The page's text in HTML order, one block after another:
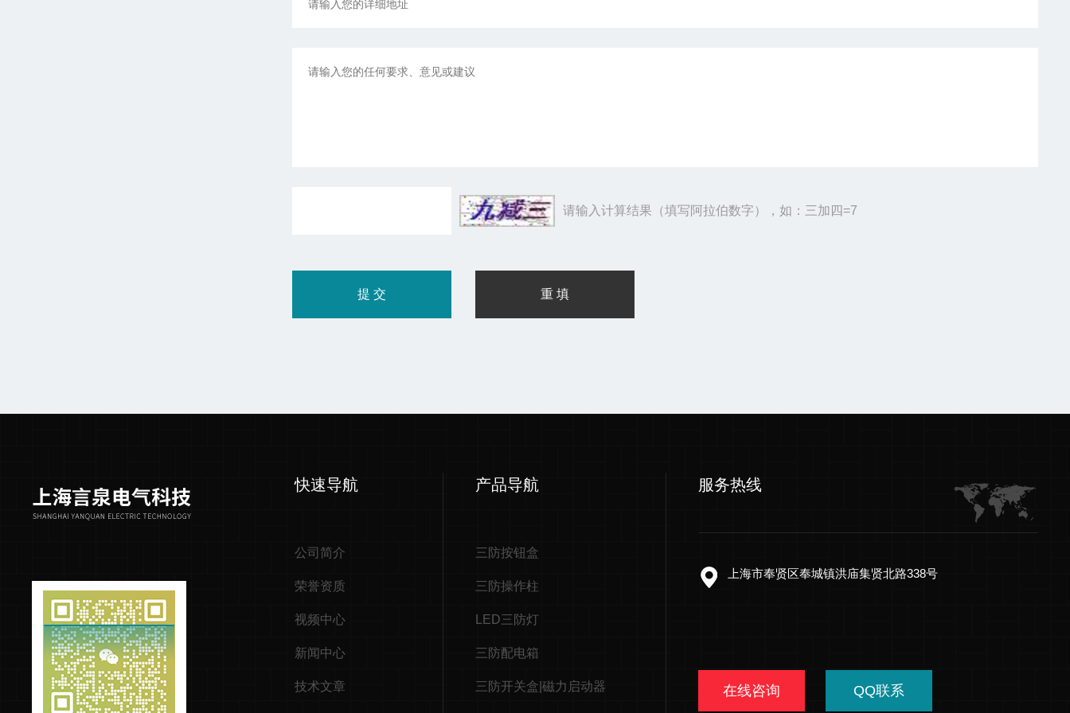
请输入计算结果（填写阿拉伯数字），如：三加四=7
快速导航
公司简介
荣誉资质
视频中心
新闻中心
技术文章
产品导航
三防按钮盒
三防操作柱
LED三防灯
三防配电箱
三防开关盒|磁力启动器
服务热线
上海市奉贤区奉城镇洪庙集贤北路338号
在线咨询 QQ联系